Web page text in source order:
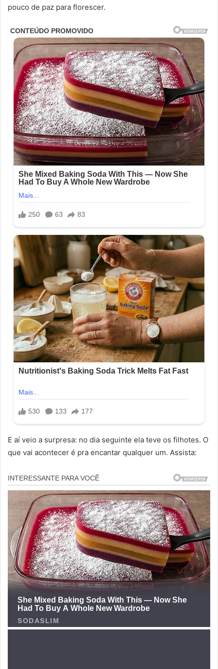
pouco de paz para florescer.
E aí veio a surpresa: no dia seguinte ela teve os filhotes. O
que vai acontecer é pra encantar qualquer um. Assista: